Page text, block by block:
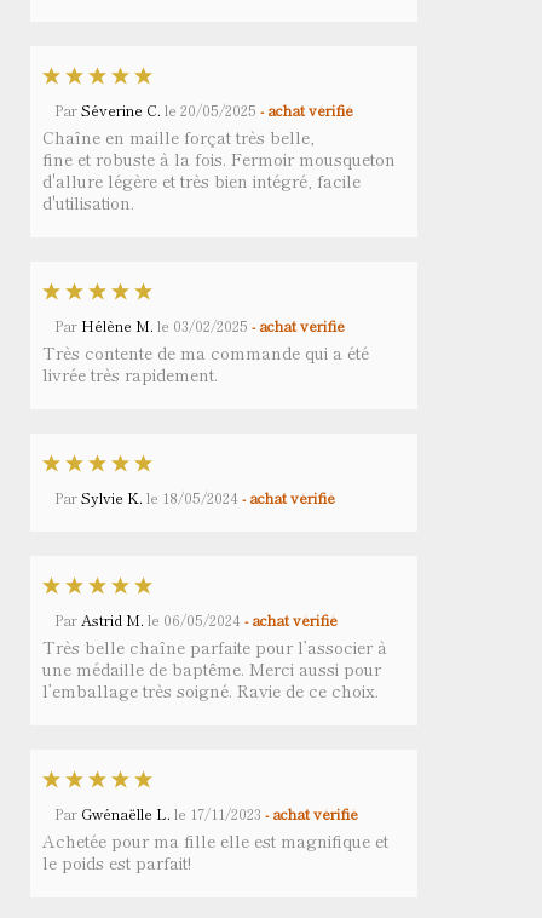
ParSéverine C. le 20/05/2025 - achat vérifié
Chaîne en maille forçat très belle,
fine et robuste à la fois. Fermoir mousqueton
d'allure légère et très bien intégré, facile
d'utilisation.
Par Hélène M. le 03/02/2025 - achat vérifié
Très contente de ma commande qui a été
livrée très rapidement.
ParSylvie K. le 18/05/2024 - achat vérifié
Par Astrid M. le 06/05/2024 - achat vérifié
Très belle chaîne parfaite pour l’associer à
une médaille de baptême. Merci aussi pour
l’emballage très soigné. Ravie de ce choix.
Par Gwénaëlle L. le 17/11/2023 - achat vérifié
Achetée pour ma fille elle est magnifique et
le poids est parfait!